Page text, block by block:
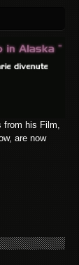
from his Film,
are now